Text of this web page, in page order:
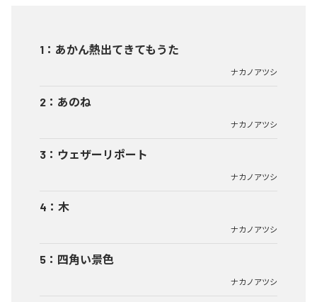
1 ： あかん熱出てきてもうた
ナカノアツシ
2 ： あのね
ナカノアツシ
3 ： ウェザーリポート
ナカノアツシ
4 ： 木
ナカノアツシ
5 ： 四角い景色
ナカノアツシ